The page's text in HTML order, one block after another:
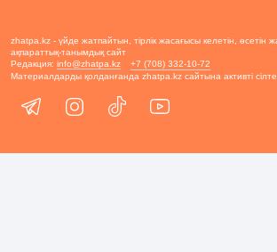
zhatpa.kz - үйде жатпайтын, тірлік жасағысы келетін, өсетін
ақпараттық-танымдық сайт
Редакция: info@zhatpa.kz
+7 (708) 332-10-72
Материалдарды қолданғанда zhatpa.kz сайтына активті